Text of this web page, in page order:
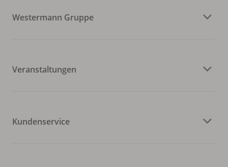
Westermann Gruppe
Veranstaltungen
Kundenservice